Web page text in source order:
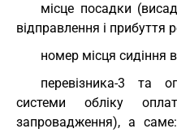
місце посадки
відправлення і прибуття
номер місця сидіння
перевізника-3 та
системи обліку
запровадження), а